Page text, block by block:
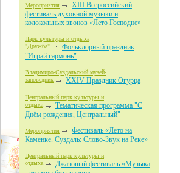
Мероприятия
XIII Всероссийский
фестиваль духовной музыки и
колокольных звонов «Лето Господне»
Парк культуры и отдыха
"Дружба"
Фольклорный праздник
"Играй гармонь"
Владимиро-Суздальский музей-
заповедник XXIV Праздник Огурца
Центральный парк культуры и
отдыха
Тематическая программа "С
Днём рождения, Центральный"
Мероприятия
Фестиваль «Лето на
Каменке. Суздаль: Слово-Звук на Реке»
Центральный парк культуры и
отдыха
Джазовый фестиваль «Музыка